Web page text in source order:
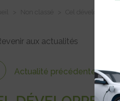
aux actualités
Actualité précédente